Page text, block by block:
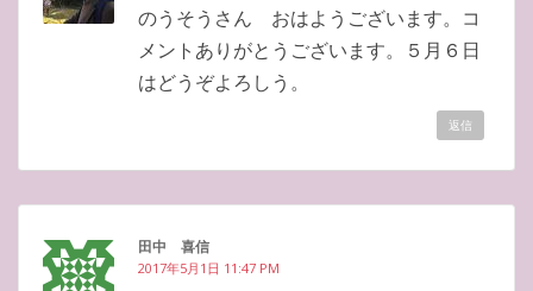
のうそうさん おはようございます。コ
メントありがとうございます。５月６日
はどうぞよろしう。
返信
田中 喜信
2017年5月1日 11:47 PM